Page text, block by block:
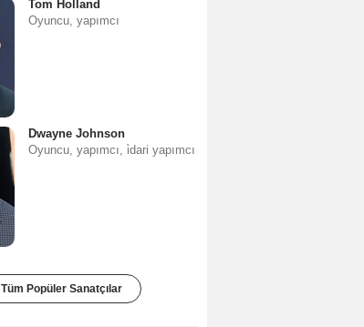
Tom Holland
Oyuncu, yapımcı
Dwayne Johnson
Oyuncu, yapımcı, i̇dari yapımcı
Tüm Popüler Sanatçılar